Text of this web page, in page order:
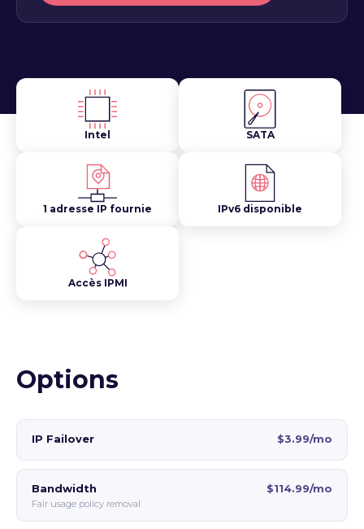
Intel SATA
1 adresse IP fournie IPv6 disponible
Accès IPMI
Options
IP Failover $3.99/mo
Bandwidth
Fair usage policy removal
$114.99/mo